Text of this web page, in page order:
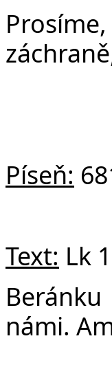
Píseň:
Text: Lk
námi.